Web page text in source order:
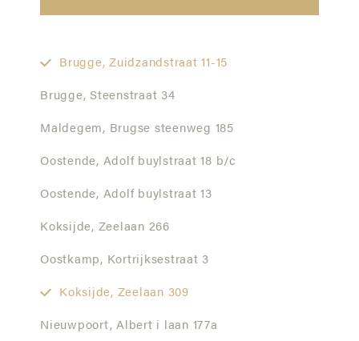
Brugge, Zuidzandstraat 11-15
Brugge, Steenstraat 34
Maldegem, Brugse steenweg 185
Oostende, Adolf buylstraat 18 b/c
Oostende, Adolf buylstraat 13
Koksijde, Zeelaan 266
Oostkamp, Kortrijksestraat 3
Koksijde, Zeelaan 309
Nieuwpoort, Albert i laan 177a